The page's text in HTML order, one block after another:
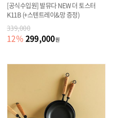
[공식수입원] 발뮤다 NEW 더 토스터
K11B (+스텐트레이&망 증정)
339,000
12% 299,000원